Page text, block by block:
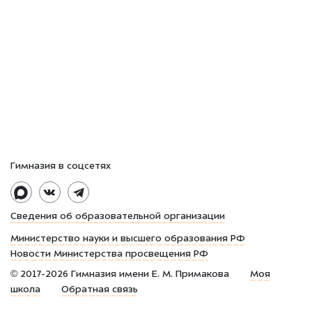
Сведения об образовательной организации
Министерство науки и высшего образования РФ
Новости Министерства просвещения РФ
© 2017-2026 Гимназия имени Е. М. Примакова
Моя
школа
Обратная связь
Гимназия в соцсетях